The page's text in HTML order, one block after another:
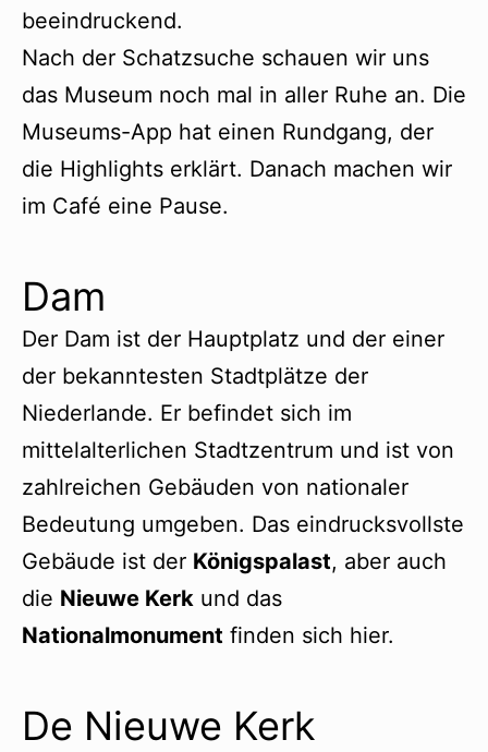
beeindruckend.
Nach der Schatzsuche schauen wir uns
das Museum noch mal in aller Ruhe an. Die
Museums-App hat einen Rundgang, der
die Highlights erklärt. Danach machen wir
im Café eine Pause.
Dam
Der Dam ist der Hauptplatz und der einer
der bekanntesten Stadtplätze der
Niederlande. Er befindet sich im
mittelalterlichen Stadtzentrum und ist von
zahlreichen Gebäuden von nationaler
Bedeutung umgeben. Das eindrucksvollste
Gebäude ist der Königspalast, aber auch
die Nieuwe Kerk und das
Nationalmonument finden sich hier.
De Nieuwe Kerk